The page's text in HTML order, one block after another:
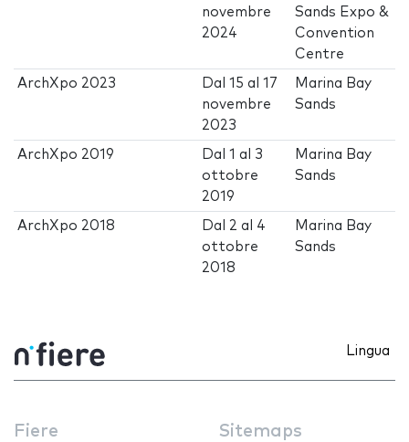
novembre
2024
Sands Expo &
Convention
Centre
ArchXpo 2023 Dal15 al17
novembre
2023
Marina Bay
Sands
ArchXpo 2019 Dal1 al 3
ottobre
2019
Marina Bay
Sands
ArchXpo 2018 Dal 2 al 4
ottobre
2018
Marina Bay
Sands
Lingua
Fiere Sitemaps